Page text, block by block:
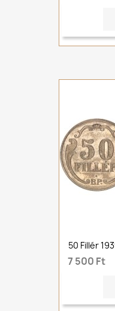
50 Fillér
7 500 Ft